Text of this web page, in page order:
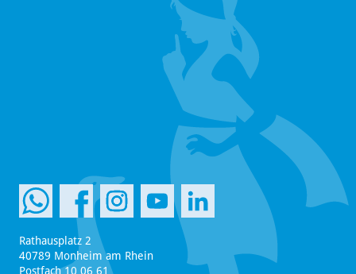
Rathausplatz 2
40789 Monheim am Rhein
Postfach 10 06 61